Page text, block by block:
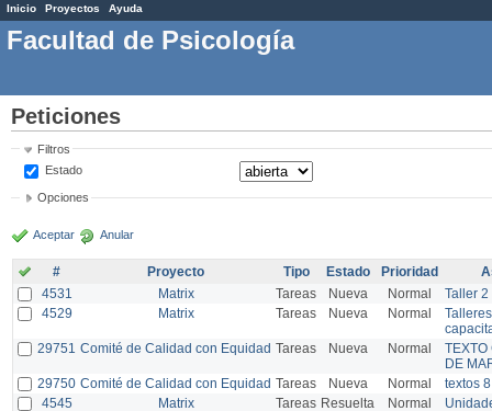
Inicio Proyectos Ayuda
Facultad de Psicología
Peticiones
Filtros
Estado
Opciones
Aceptar Anular
# Proyecto Tipo Estado Prioridad
4531
Matrix Tareas Nueva Normal
Taller 2
4529
Matrix Tareas Nueva Normal
29751 Comité de Calidad con Equidad Tareas Nueva Normal
TEXTO
DE
29750 Comité de Calidad con Equidad Tareas Nueva Normal
textos
4545
Matrix Tareas Resuelta Normal